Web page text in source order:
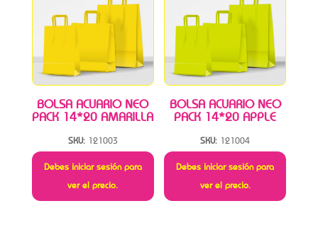
BOLSA ACUARIO NEO
PACK 14*20 AMARILLA
SKU: 121003
Debes iniciar sesión para
ver el precio.
BOLSA ACUARIO NEO
PACK 14*20 APPLE
SKU: 121004
Debes iniciar sesión para
ver el precio.